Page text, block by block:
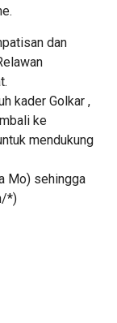
dan
kader Golkar ,
ke
mendukung
Mo) sehingga
*)